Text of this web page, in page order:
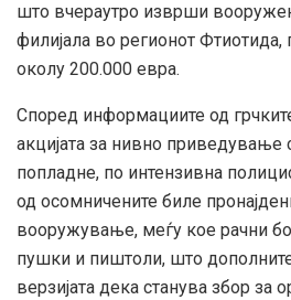
што вчераутро изврши
филијала во регионот
околу 200.000 евра.
Според информациите од
акцијата за нивно приведување
попладне, по интензивна
од осомничените биле
вооружување, меѓу кое рачни
пушки и пиштоли, што
верзијата дека станува збор за